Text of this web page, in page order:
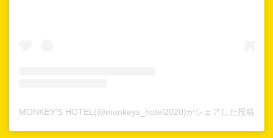
MONKEY’S HOTEL(@monkeys_hotel2020)がシェアした投稿